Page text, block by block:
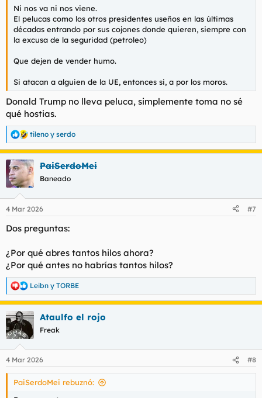
Ni nos va ni nos viene.
El pelucas como los otros presidentes useños en las últimas
décadas entrando por sus cojones donde quieren, siempre con
la excusa de la seguridad (petroleo)
Que dejen de vender humo.
Si atacan a alguien de la UE, entonces si, a por los moros.
Donald Trump no lleva peluca, simplemente toma no sé
qué hostias.
R
e
a
c
c
i
e
:
tileno y serdo
PaiSerdoMei
Baneado
4 Mar 2026 #7
Dos preguntas:
¿Por qué abres tantos hilos ahora?
¿Por qué antes no habrías tantos hilos?
R
e
a
c
c
i
e
s
Leibn y TORBE
Ataulfo el rojo
Freak
4 Mar 2026 #8
PaiSerdoMei rebuznó: